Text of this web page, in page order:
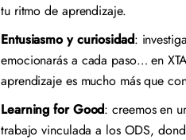
tu ritmo de aprendizaje.
Entusiasmo y curiosidad:
emocionarás a cada paso… en
aprendizaje es mucho más que
Learning for Good: creemos en
trabajo vinculada a los ODS,